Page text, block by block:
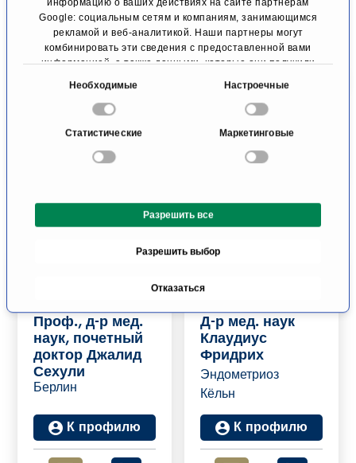
информацию о ваших действиях на сайте партнерам
Google: социальным сетям и компаниям, занимающимся
рекламой и веб-аналитикой. Наши партнеры могут
комбинировать эти сведения с предоставленной вами
информацией, а также данными, которые они получили
я
Необходимые Настроечные
Статистические Маркетинговые
Разрешить все
Разрешить выбор
Отказаться
Болеутоляющая
терапия и
паллиативная
медицина
Майнц
К профилю
Айгнер
Бургхаузен
К профилю
Проф., д-р мед.
наук, почетный
доктор Джалид
Сехули
Берлин
К профилю
Д-р мед. наук
Клаудиус
Фридрих
Эндометриоз
Кёльн
К профилю